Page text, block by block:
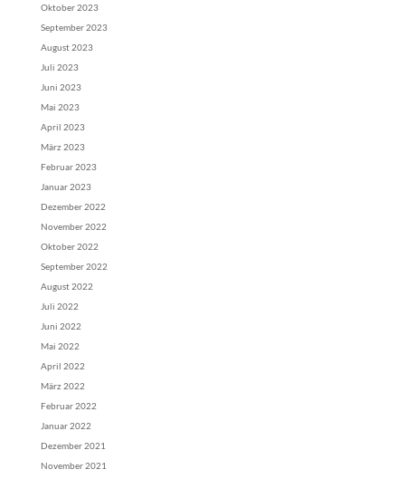
Oktober 2023
September 2023
August 2023
Juli 2023
Juni 2023
Mai 2023
April 2023
März 2023
Februar 2023
Januar 2023
Dezember 2022
November 2022
Oktober 2022
September 2022
August 2022
Juli 2022
Juni 2022
Mai 2022
April 2022
März 2022
Februar 2022
Januar 2022
Dezember 2021
November 2021